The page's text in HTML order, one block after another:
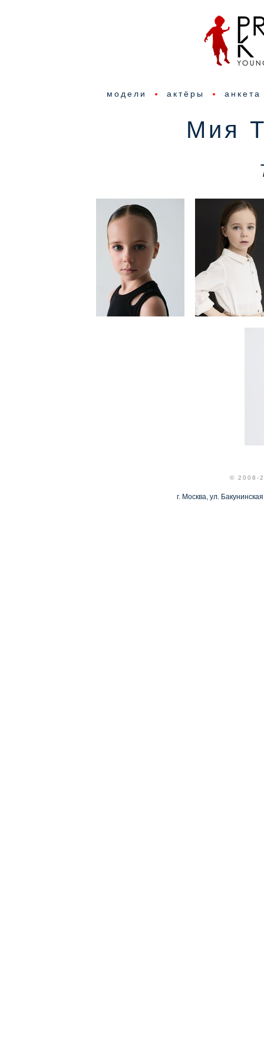
модели актёры анкета
Мия
© 2008-
г. Москва, ул.